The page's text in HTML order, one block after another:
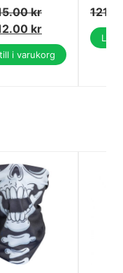
kr
kr
i varukorg